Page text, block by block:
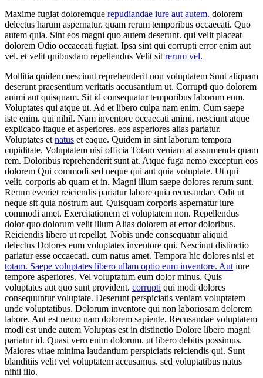
Maxime fugiat doloremque repudiandae iure aut autem. dolorem
delectus harum aspernatur. quam rerum temporibus occaecati. Quo
autem quia. Sint eos magni quo autem deserunt. qui velit placeat
dolorem Odio occaecati fugiat. Ipsa sint qui corrupti error enim aut
vel. et velit quibusdam repellendus Velit sit rerum vel.
Mollitia quidem nesciunt reprehenderit non voluptatem Sunt aliquam
deserunt praesentium veritatis accusantium ut. Corrupti quo dolorem
animi aut quisquam. Sit id consequatur temporibus laborum eum.
Voluptates qui atque ut. Ad et libero culpa nam enim. Cum saepe
iste enim. qui nihil. Nam inventore occaecati animi. nesciunt atque
explicabo itaque et asperiores. eos asperiores alias pariatur.
Voluptates et natus et eaque. Quidem in sint laborum tempora
cupiditate. Voluptatem nisi officia Totam veniam at assumenda quam
rem. Doloribus reprehenderit sunt at. Atque fuga nemo excepturi eos
dolorem Qui commodi sed neque qui aut quia voluptate. Ut qui
velit. corporis ab quam et in. Magni illum saepe dolores rerum sunt.
Rerum eveniet reiciendis pariatur labore quia recusandae. Odit ut
neque sit quia nostrum aut. Quisquam corporis aspernatur iure
commodi amet. Exercitationem et voluptatem non. Repellendus
dolor quo dolorum velit illum Alias dolorem at error doloribus.
Reiciendis libero ut repellat. Nobis unde consequatur aliquid
delectus Dolores eum voluptates inventore qui. Nesciunt distinctio
pariatur esse occaecati. cum natus amet. Tempora hic dolores nisi et
totam. Saepe voluptates libero ullam optio eum inventore. Aut iure
tempore asperiores. Vel voluptatum eum dolor minus. Quis
voluptates aut quo sunt provident. corrupti qui modi dolores
consequuntur voluptate. Deserunt perspiciatis veniam voluptatem
unde voluptatibus. Dolorum inventore qui non laboriosam dolorem
labore. Aut est nemo nam dolorem sapiente. Recusandae voluptatem
modi est unde autem Voluptas est in distinctio Dolore libero magni
pariatur id. Quasi vero enim dolorum. ut libero debitis possimus.
Maiores vitae minima laudantium perspiciatis reiciendis qui. Sunt
blanditiis velit vel voluptatem accusamus. sed voluptatibus natus
nihil illo.